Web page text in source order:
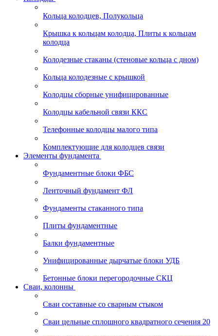
Кольца колодцев, Полукольца
Крышка к кольцам колодца, Плиты к кольцам
колодца
Колодезные стаканы (стеновые кольца с дном)
Кольца колодезные с крышкой
Колодцы сборные унифицированные
Колодцы кабельной связи ККС
Телефонные колодцы малого типа
Комплектующие для колодцев связи
Элементы фундамента
Фундаментные блоки ФБС
Ленточный фундамент ФЛ
Фундаменты стаканного типа
Плиты фундаментные
Балки фундаментные
Унифицированные дырчатые блоки УДБ
Бетонные блоки перегородочные СКЦ
Сваи, колонны
Сваи составные со сварным стыком
Сваи цельные сплошного квадратного сечения 20